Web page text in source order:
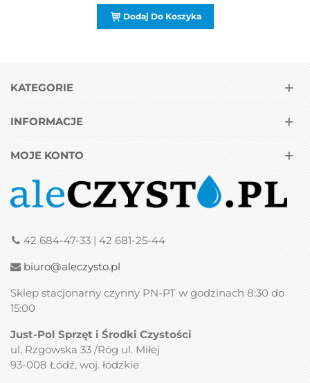
Dodaj Do Koszyka
KATEGORIE
INFORMACJE
MOJE KONTO
42 684-47-33 | 42 681-25-44
biuro@aleczysto.pl
Sklep stacjonarny czynny PN-PT w godzinach 8:30 do
15:00
Just-Pol Sprzęt i Środki Czystości
ul. Rzgowska 33 /Róg ul. Miłej
93-008 Łódź, woj. łódzkie